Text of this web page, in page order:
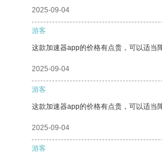
2025-09-04
游客
这款加速器app的价格有点贵，可以适当
2025-09-04
游客
这款加速器app的价格有点贵，可以适当
2025-09-04
游客